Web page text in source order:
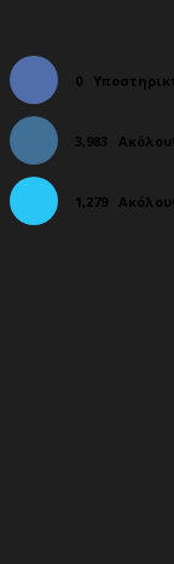
0
3,983
1,279